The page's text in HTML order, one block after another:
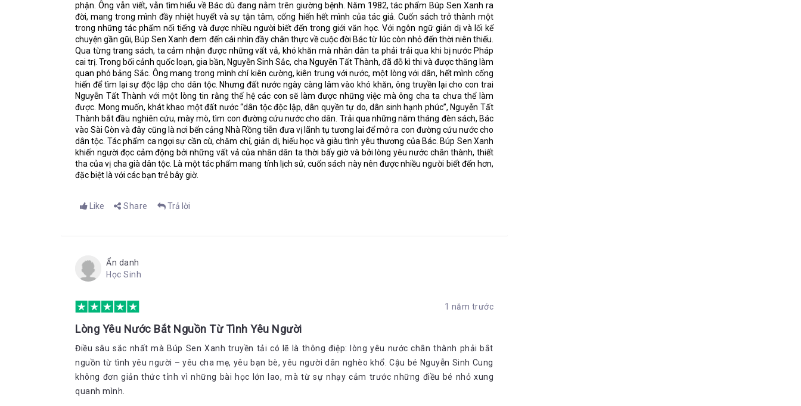
Bên cạnh cha mẹ, xung quanh Côn còn thật nhiều những con người đáng quý. Họ là anh chị, bà ngoại, bạn bè,
hàng xóm,… Đó là những con người không có nhiều quyền thế nhưng hết mực yêu thương, đùm bọc lẫn nhau.
Chính họ cũng tác động một phần không nhỏ vào cuộc đời của bé Côn. Ở họ, ta có thể thấy cái gọi là tình bạn,
cái gọi là tình chòm xóm “tối lửa tắt đèn có nhau”,… để từ đó ta thêm yêu con người, ta tin tưởng nhiều hơn về
tình nhân ái.
- Tội nghiệp bà cử! Cha con ông cử vẫn chưa về
- Tội nghiệp thân anh em bé Côn! Mệ chết mà chẳng có một ai thân thích ở gần!
- Giữa lúc năm hết, tết đến mà mệ chết, cha vắng nhà, ở giữa đất khách quê người này, liệu anh em
bé Côn sẽ sống ra sao đây?
- Vậy ra… ông bà cử nghệ không có ai là người ruột thịt ở miệt ni à?
- Chẳng có một người nào cả.
- Vậy thì, chị em xa, ta là láng giềng gần, mỗi người một tay để đưa bà cử về nơi an nghỉ cuối cùng.
Có lẽ chính nhờ sự xuất hiện sớm của những con người ấy mà từ nhỏ, Côn đã được tiếp xúc với những con đường
nghịch nhưng Côn rất chăm chỉ, chịu khó, biết nghe lời, yêu thương mọi người và lập trường quan điểm chín
chắn. Không khó để nhìn thấy sự nghị lực của Bác trong những ngày tháng vô cùng khó khăn, mẹ mất, một mình
nuôi em, theo cha sống xa quê từ những ngày bé,…Bác luôn không ngừng học hỏi với một trái tim đầy yêu
“ loài cá hóa chim bằng”.
Với cái tuổi lên mười, Côn đã phải nấu cháo, sắc thuốc, chăm sóc bệnh tình của mẹ. Hằng ngày, Côn
còn phải bế em sang hàng xóm xin những bà mẹ đang nuôi con thơ cho em được bú nhờ.
Cái cảm giác sợ hãi đã bay biến khi nỗi cô đơn bao trùm lấy tâm trí Côn lúc cả kinh thành bay lên
theo tiếng pháo giao thừa. Côn phải dỗ em bằng kẹo, bánh của các bạn đến cho. Tuy em Xin chưa
biết nói, Côn vẫn trò chuyện với em như nó đã tiếp nhận được mọi điều…
phận. Ông vẫn viết, vẫn tìm hiểu về Bác dù đang nằm trên giường bệnh. Năm 1982, tác phẩm Búp Sen Xanh ra
đời, mang trong mình đầy nhiệt huyết và sự tận tâm, cống hiến hết mình của tác giả. Cuốn sách trở thành một
trong những tác phẩm nổi tiếng và được nhiều người biết đến trong giới văn học. Với ngôn ngữ giản dị và lối kể
chuyện gần gũi, Búp Sen Xanh đem đến cái nhìn đầy chân thực về cuộc đời Bác từ lúc còn nhỏ đến thời niên thiếu.
Qua từng trang sách, ta cảm nhận được những vất vả, khó khăn mà nhân dân ta phải trải qua khi bị nước Pháp
cai trị. Trong bối cảnh quốc loạn, gia bần, Nguyễn Sinh Sắc, cha Nguyễn Tất Thành, đã đỗ kì thi và được thăng làm
quan phó bảng Sắc. Ông mang trong mình chí kiên cường, kiên trung với nước, một lòng với dân, hết mình cống
hiến để tìm lại sự độc lập cho dân tộc. Nhưng đất nước ngày càng lâm vào khó khăn, ông truyền lại cho con trai
Nguyễn Tất Thành với một lòng tin rằng thế hệ các con sẽ làm được những việc mà ông cha ta chưa thể làm
được. Mong muốn, khát khao một đất nước “dân tộc độc lập, dân quyền tự do, dân sinh hạnh phúc”, Nguyễn Tất
Thành bắt đầu nghiên cứu, mày mò, tìm con đường cứu nước cho dân. Trải qua những năm tháng đèn sách, Bác
vào Sài Gòn và đây cũng là nơi bến cảng Nhà Rồng tiễn đưa vị lãnh tụ tương lai để mở ra con đường cứu nước cho
dân tộc. Tác phẩm ca ngợi sự cần cù, chăm chỉ, giản dị, hiếu học và giàu tình yêu thương của Bác. Búp Sen Xanh
khiến người đọc cảm động bởi những vất vả của nhân dân ta thời bấy giờ và bởi lòng yêu nước chân thành, thiết
tha của vị cha già dân tộc. Là một tác phẩm mang tính lịch sử, cuốn sách này nên được nhiều người biết đến hơn,
đặc biệt là với các bạn trẻ bây giờ.
Like Share Trả lời
Ẩn danh
Học Sinh
1 năm trước
Lòng Yêu Nước Bắt Nguồn Từ Tình Yêu Người
Điều sâu sắc nhất mà Búp Sen Xanh truyền tải có lẽ là thông điệp: lòng yêu nước chân thành phải bắt
nguồn từ tình yêu người – yêu cha mẹ, yêu bạn bè, yêu người dân nghèo khổ. Cậu bé Nguyễn Sinh Cung
không đơn giản thức tỉnh vì những bài học lớn lao, mà từ sự nhạy cảm trước những điều bé nhỏ xung
quanh mình.